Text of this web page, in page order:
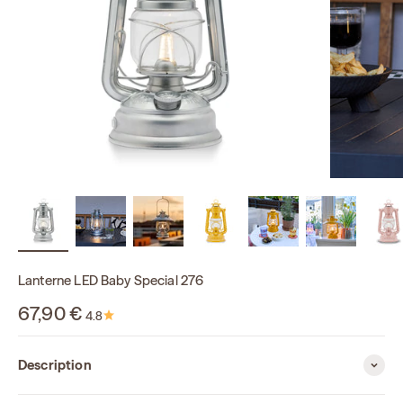
Lanterne LED Baby Special 276
Prix de vente
67,90 € 4.8
Description